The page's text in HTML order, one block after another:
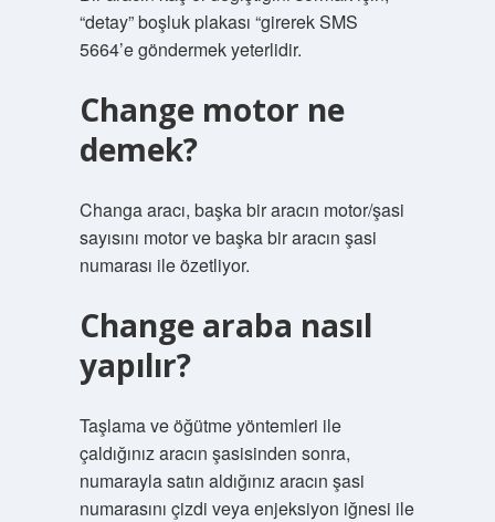
“detay” boşluk plakası “girerek SMS
5664’e göndermek yeterlidir.
Change motor ne
demek?
Changa aracı, başka bir aracın motor/şasi
sayısını motor ve başka bir aracın şasi
numarası ile özetliyor.
Change araba nasıl
yapılır?
Taşlama ve öğütme yöntemleri ile
çaldığınız aracın şasisinden sonra,
numarayla satın aldığınız aracın şasi
numarasını çizdi veya enjeksiyon iğnesi ile